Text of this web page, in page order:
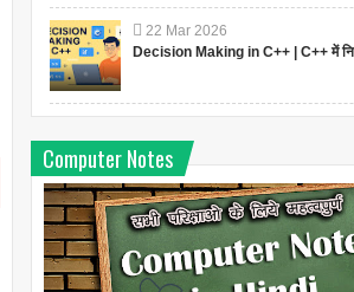
22 Mar 2026
Decision Making in C++ | C++ में
Computer Notes